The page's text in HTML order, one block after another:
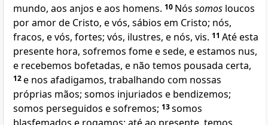
mundo, aos anjos e aos homens. 10 Nós somos loucos
por amor de Cristo, e vós, sábios em Cristo; nós,
fracos, e vós, fortes; vós, ilustres, e nós, vis. 11 Até esta
presente hora, sofremos fome e sede, e estamos nus,
e recebemos bofetadas, e não temos pousada certa,
12e nos afadigamos, trabalhando com nossas
próprias mãos; somos injuriados e bendizemos;
somos perseguidos e sofremos; 13somos